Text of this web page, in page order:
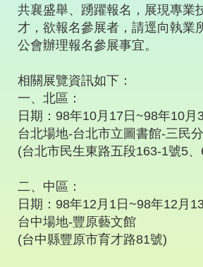
共襄盛舉、踴躍報名，展現專業
才，欲報名參展者，請逕向執業
公會辦理報名參展事宜。
相關展覽資訊如下：
一、北區：
日期：98年10月17日~98年10月
台北場地-台北市立圖書館-三民
(台北市民生東路五段163-1號5
二、中區：
日期：98年12月1日~98年12月
台中場地-豐原藝文館
(台中縣豐原市育才路81號)